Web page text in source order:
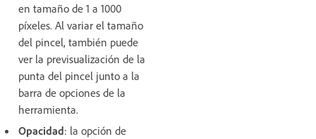
en tamaño de 1 a 1000
píxeles. Al variar el tamaño
del pincel, también puede
ver la previsualización de la
punta del pincel junto a la
barra de opciones de la
herramienta.
Opacidad: la opción de